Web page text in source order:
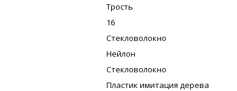
Трость
16
Стекловолокно
Нейлон
Стекловолокно
Пластик имитация дерева